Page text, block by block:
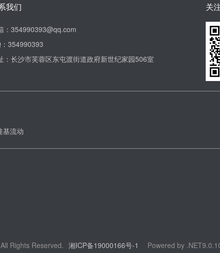
我们
：354990393@qq.com
354990393
：长沙市芙蓉区东屯渡街道政府新世纪家园506室
关
基流动
Rights Reserved. 湘ICP备19000166号-1 Powered by